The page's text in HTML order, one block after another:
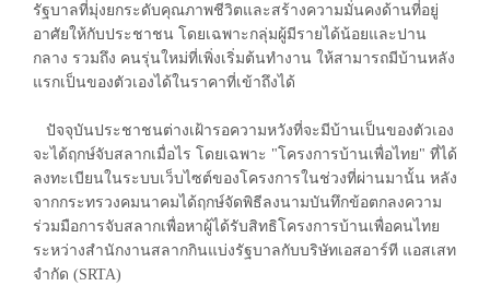
รัฐบาลที่มุ่งยกระดับคุณภาพชีวิตและสร้างความมั่นคงด้านที่อยู่
อาศัยให้กับประชาชน โดยเฉพาะกลุ่มผู้มีรายได้น้อยและปาน
กลาง รวมถึง คนรุ่นใหม่ที่เพิ่งเริ่มต้นทำงาน ให้สามารถมีบ้านหลัง
แรกเป็นของตัวเองได้ในราคาที่เข้าถึงได้
ปัจจุบันประชาชนต่างเฝ้ารอความหวังที่จะมีบ้านเป็นของตัวเอง
จะได้ฤกษ์จับสลากเมื่อไร โดยเฉพาะ "โครงการบ้านเพื่อไทย" ที่ได้
ลงทะเบียนในระบบเว็บไซต์ของโครงการในช่วงที่ผ่านมานั้น หลัง
จากกระทรวงคมนาคมได้ฤกษ์จัดพิธีลงนามบันทึกข้อตกลงความ
ร่วมมือการจับสลากเพื่อหาผู้ได้รับสิทธิโครงการบ้านเพื่อคนไทย
ระหว่างสำนักงานสลากกินแบ่งรัฐบาลกับบริษัทเอสอาร์ที แอสเสท
จำกัด (SRTA)